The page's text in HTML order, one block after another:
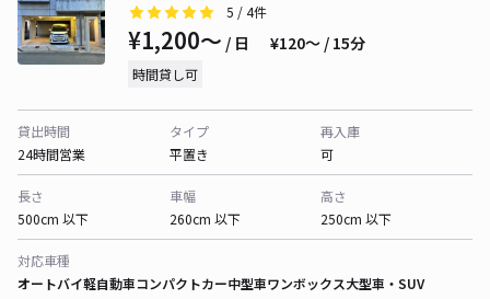
5 / 4件
¥1,200〜 / 日 ¥120〜 / 15分
時間貸し可
貸出時間
24時間営業
タイプ
平置き
再入庫
可
長さ
500cm 以下
車幅
260cm 以下
高さ
250cm 以下
対応車種
オートバイ軽自動車コンパクトカー中型車ワンボックス大型車・SUV